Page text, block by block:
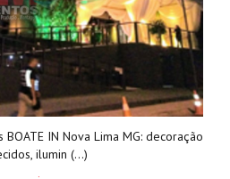
IN Nova Lima MG: decoração
ilumin (...)